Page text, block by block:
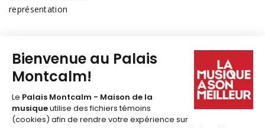
représentation
1 877 641-6040
billetterie@palaismontcalm.ca